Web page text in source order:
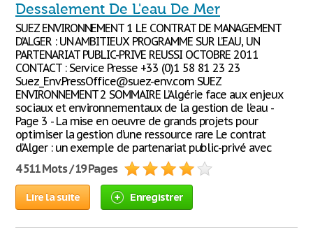
Dessalement De L'eau De Mer
SUEZ ENVIRONNEMENT 1 LE CONTRAT DE MANAGEMENT
D’ALGER : UN AMBITIEUX PROGRAMME SUR L’EAU, UN
PARTENARIAT PUBLIC-PRIVE REUSSI OCTOBRE 2011
CONTACT : Service Presse +33 (0)1 58 81 23 23
Suez_Env.PressOffice@suez-env.com SUEZ
ENVIRONNEMENT 2 SOMMAIRE L’Algérie face aux enjeux
sociaux et environnementaux de la gestion de l’eau -
Page 3 - La mise en oeuvre de grands projets pour
optimiser la gestion d’une ressource rare Le contrat
d’Alger : un exemple de partenariat public-privé avec
4 511 Mots / 19 Pages
Lire la suite Enregistrer